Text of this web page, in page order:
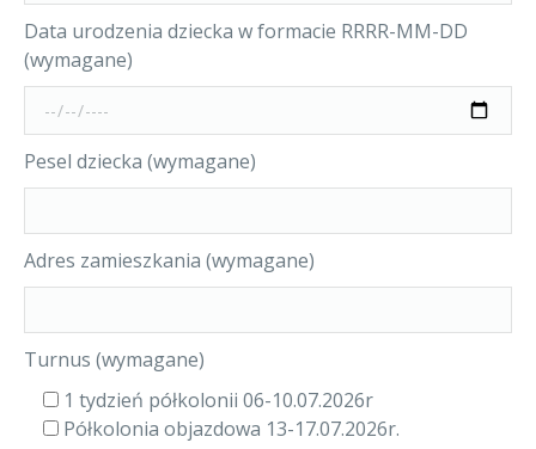
Data urodzenia dziecka w formacie RRRR-MM-DD
(wymagane)
Pesel dziecka (wymagane)
Adres zamieszkania (wymagane)
Turnus (wymagane)
1 tydzień półkolonii 06-10.07.2026r
Półkolonia objazdowa 13-17.07.2026r.